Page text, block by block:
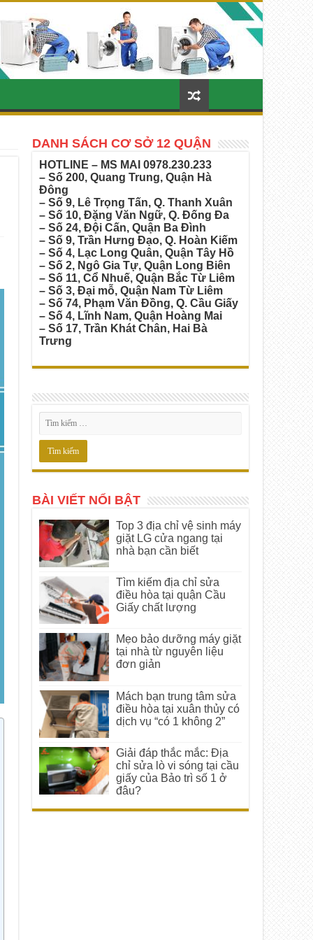
DANH SÁCH CƠ SỞ 12 QUẬN
HOTLINE – MS MAI 0978.230.233
– Số 200, Quang Trung, Quận Hà
Đông
– Số 9, Lê Trọng Tấn, Q. Thanh Xuân
– Số 10, Đặng Văn Ngữ, Q. Đống Đa
– Số 24, Đội Cấn, Quận Ba Đình
– Số 9, Trần Hưng Đạo, Q. Hoàn Kiếm
– Số 4, Lạc Long Quân, Quận Tây Hồ
– Số 2, Ngô Gia Tự, Quận Long Biên
– Số 11, Cổ Nhuế, Quận Bắc Từ Liêm
– Số 3, Đại mỗ, Quận Nam Từ Liêm
– Số 74, Phạm Văn Đồng, Q. Cầu Giấy
– Số 4, Lĩnh Nam, Quận Hoàng Mai
– Số 17, Trần Khát Chân, Hai Bà
Trưng
BÀI VIẾT NỔI BẬT
Top 3 địa chỉ vệ sinh máy
giặt LG cửa ngang tại
nhà bạn cần biết
Tìm kiếm địa chỉ sửa
điều hòa tại quận Cầu
Giấy chất lượng
Mẹo bảo dưỡng máy giặt
tại nhà từ nguyên liệu
đơn giản
Mách bạn trung tâm sửa
điều hòa tại xuân thủy có
dịch vụ “có 1 không 2”
Giải đáp thắc mắc: Địa
chỉ sửa lò vi sóng tại cầu
giấy của Bảo trì số 1 ở
đâu?